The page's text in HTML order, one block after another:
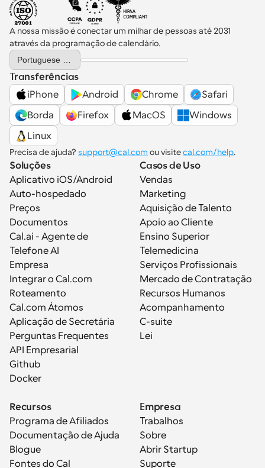
A nossa missão é conectar um milhar de pessoas até 2031
através da programação de calendário.
Select Language
Transferências
iPhone
Android Chrome
Safari
Borda
Firefox MacOS
Windows
Linux
Precisa de ajuda? support@cal.com ou visite cal.com/help.
Soluções
Aplicativo iOS/Android
Auto-hospedado
Preços
Documentos
Cal.ai - Agente de
Telefone AI
Empresa
Integrar o Cal.com
Roteamento
Cal.com Átomos
Aplicação de Secretária
Perguntas Frequentes
API Empresarial
Github
Docker
Casos de Uso
Vendas
Marketing
Aquisição de Talento
Apoio ao Cliente
Ensino Superior
Telemedicina
Serviços Profissionais
Mercado de Contratação
Recursos Humanos
Acompanhamento
C-suite
Lei
Recursos
Programa de Afiliados
Documentação de Ajuda
Blogue
Fontes do Cal
Empresa
Trabalhos
Sobre
Abrir Startup
Suporte